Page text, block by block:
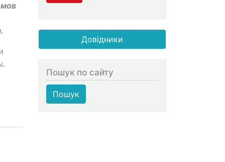
Довідники
Пошук по сайту
Пошук